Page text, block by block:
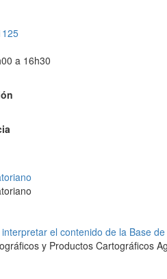
a 16h30
el contenido de la Base
y Productos Cartográficos